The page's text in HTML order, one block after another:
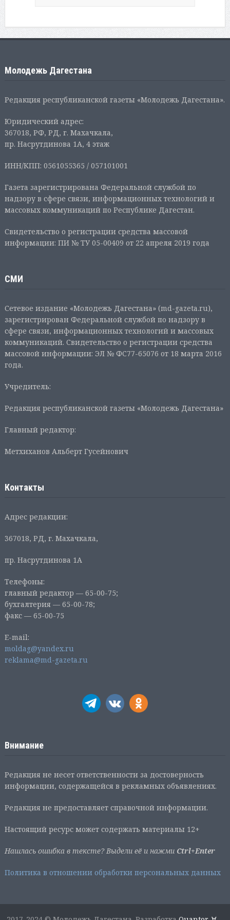
Молодежь Дагестана
Редакция республиканской газеты «Молодежь Дагестана».
Юридический адрес:
367018, РФ, РД, г. Махачкала,
пр. Насрутдинова 1А, 4 этаж
ИНН/КПП: 0561055365 / 057101001
Газета зарегистрирована Федеральной службой по
надзору в сфере связи, информационных технологий и
массовых коммуникаций по Республике Дагестан.
Свидетельство о регистрации средства массовой
информации: ПИ № ТУ 05-00409 от 22 апреля 2019 года
СМИ
Сетевое издание «Молодежь Дагестана» (md-gazeta.ru),
зарегистрирован Федеральной службой по надзору в
сфере связи, информационных технологий и массовых
коммуникаций. Свидетельство о регистрации средства
массовой информации: ЭЛ № ФС77-65076 от 18 марта 2016
года.
Учредитель:
Редакция республиканской газеты «Молодежь Дагестана»
Главный редактор:
Метхиханов Альберт Гусейнович
Контакты
Адрес редакции:
367018, РД, г. Махачкала,
пр. Насрутдинова 1А
Телефоны:
главный редактор — 65-00-75;
бухгалтерия — 65-00-78;
факс — 65-00-75
E-mail:
moldag@yandex.ru
reklama@md-gazeta.ru
Внимание
Редакция не несет ответственности за достоверность
информации, содержащейся в рекламных объявлениях.
Редакция не предоставляет справочной информации.
Настоящий ресурс может содержать материалы 12+
Нашлась ошибка в тексте? Выдели её и нажми Ctrl+Enter
Политика в отношении обработки персональных данных